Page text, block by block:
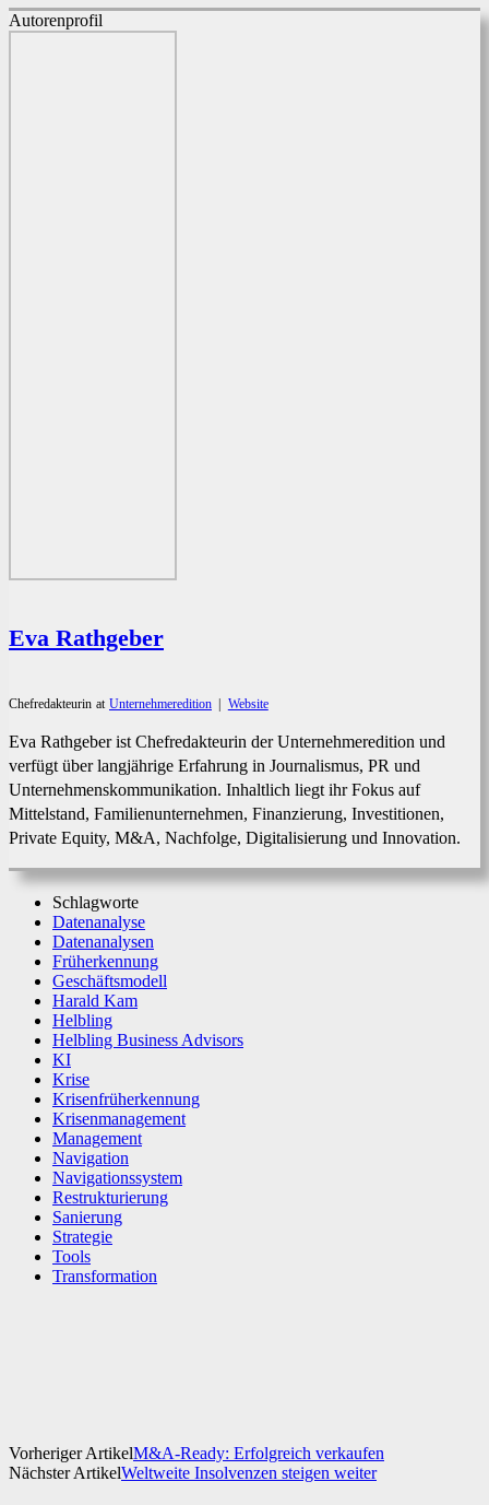
Autorenprofil
Eva Rathgeber
Chefredakteurin at Unternehmeredition Website
Eva Rathgeber ist Chefredakteurin der Unternehmeredition und
verfügt über langjährige Erfahrung in Journalismus, PR und
Unternehmenskommunikation. Inhaltlich liegt ihr Fokus auf
Mittelstand, Familienunternehmen, Finanzierung, Investitionen,
Private Equity, M&A, Nachfolge, Digitalisierung und Innovation.
Schlagworte
Datenanalyse
Datenanalysen
Früherkennung
Geschäftsmodell
Harald Kam
Helbling
Helbling Business Advisors
KI
Krise
Krisenfrüherkennung
Krisenmanagement
Management
Navigation
Navigationssystem
Restrukturierung
Sanierung
Strategie
Tools
Transformation
Vorheriger ArtikelM&A-Ready: Erfolgreich verkaufen
Nächster ArtikelWeltweite Insolvenzen steigen weiter